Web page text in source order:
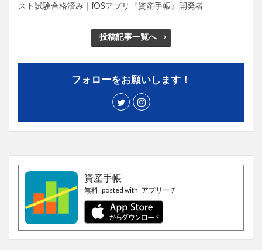
スト試験合格済み｜iOSアプリ『資産手帳』開発者
投稿記事一覧へ
フォローをお願いします！
資産手帳
無料 posted with アプリーチ